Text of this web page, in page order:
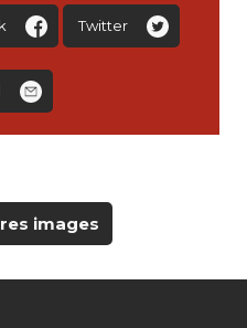
Twitter
images